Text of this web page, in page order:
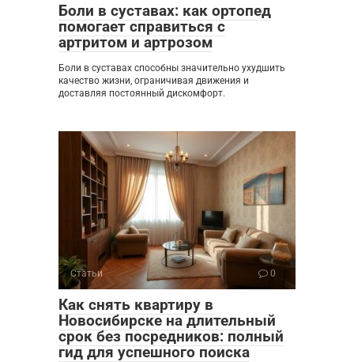
Боли в суставах: как ортопед
помогает справиться с
артритом и артрозом
Боли в суставах способны значительно ухудшить
качество жизни, ограничивая движения и
доставляя постоянный дискомфорт.
Статьи 0
Как снять квартиру в
Новосибирске на длительный
срок без посредников: полный
гид для успешного поиска